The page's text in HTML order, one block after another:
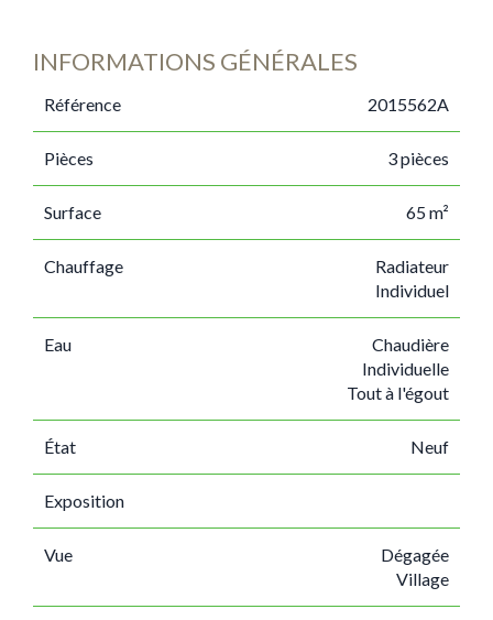
INFORMATIONS GÉNÉRALES
Référence 2015562A
Pièces 3 pièces
Surface 65 m²
Chauffage
Radiateur
Individuel
Eau
Chaudière
Individuelle
Tout à l'égout
État Neuf
Exposition
Vue
Dégagée
Village